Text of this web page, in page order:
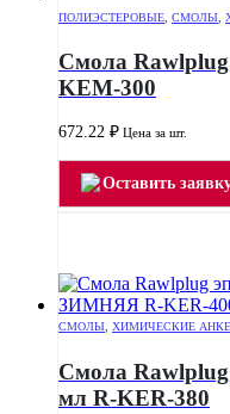
ПОЛИЭСТЕРОВЫЕ СМОЛЫ
Смола Rawlplug
KEM-300
672.22 ₽ Цена за шт.
Оставить
СМОЛЫ, ХИМИЧЕСКИЕ
Смола Rawlplug
мл R-KER-380